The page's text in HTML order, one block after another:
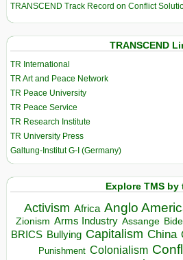
TRANSCEND Track Record on Conflict
TRANSCEND
TR International
TR Art and Peace Network
TR Peace University
TR Peace Service
TR Research Institute
TR University Press
Galtung-Institut G-I (Germany)
Explore TMS by
Activism Africa Anglo
Zionism Arms Industry Assange
BRICS Bullying Capitalism China
Punishment Colonialism